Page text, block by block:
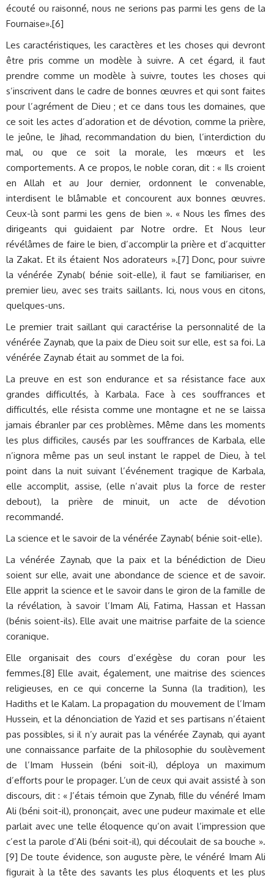
écouté ou raisonné, nous ne serions pas parmi les gens de la
Fournaise».[6]
Les caractéristiques, les caractères et les choses qui devront
être pris comme un modèle à suivre. A cet égard, il faut
prendre comme un modèle à suivre, toutes les choses qui
s’inscrivent dans le cadre de bonnes œuvres et qui sont faites
pour l’agrément de Dieu ; et ce dans tous les domaines, que
ce soit les actes d’adoration et de dévotion, comme la prière,
le jeûne, le Jihad, recommandation du bien, l’interdiction du
mal, ou que ce soit la morale, les mœurs et les
comportements. A ce propos, le noble coran, dit : « Ils croient
en Allah et au Jour dernier, ordonnent le convenable,
interdisent le blâmable et concourent aux bonnes œuvres.
Ceux-là sont parmi les gens de bien ». « Nous les fîmes des
dirigeants qui guidaient par Notre ordre. Et Nous leur
révélâmes de faire le bien, d’accomplir la prière et d’acquitter
la Zakat. Et ils étaient Nos adorateurs ».[7] Donc, pour suivre
la vénérée Zynab( bénie soit-elle), il faut se familiariser, en
premier lieu, avec ses traits saillants. Ici, nous vous en citons,
quelques-uns.
Le premier trait saillant qui caractérise la personnalité de la
vénérée Zaynab, que la paix de Dieu soit sur elle, est sa foi. La
vénérée Zaynab était au sommet de la foi.
La preuve en est son endurance et sa résistance face aux
grandes difficultés, à Karbala. Face à ces souffrances et
difficultés, elle résista comme une montagne et ne se laissa
jamais ébranler par ces problèmes. Même dans les moments
les plus difficiles, causés par les souffrances de Karbala, elle
n’ignora même pas un seul instant le rappel de Dieu, à tel
point dans la nuit suivant l’événement tragique de Karbala,
elle accomplit, assise, (elle n’avait plus la force de rester
debout), la prière de minuit, un acte de dévotion
recommandé.
La science et le savoir de la vénérée Zaynab( bénie soit-elle).
La vénérée Zaynab, que la paix et la bénédiction de Dieu
soient sur elle, avait une abondance de science et de savoir.
Elle apprit la science et le savoir dans le giron de la famille de
la révélation, à savoir l’Imam Ali, Fatima, Hassan et Hassan
(bénis soient-ils). Elle avait une maitrise parfaite de la science
coranique.
Elle organisait des cours d’exégèse du coran pour les
femmes.[8] Elle avait, également, une maitrise des sciences
religieuses, en ce qui concerne la Sunna (la tradition), les
Hadiths et le Kalam. La propagation du mouvement de l’Imam
Hussein, et la dénonciation de Yazid et ses partisans n’étaient
pas possibles, si il n’y aurait pas la vénérée Zaynab, qui ayant
une connaissance parfaite de la philosophie du soulèvement
de l’Imam Hussein (béni soit-il), déploya un maximum
d’efforts pour le propager. L’un de ceux qui avait assisté à son
discours, dit : « J’étais témoin que Zynab, fille du vénéré Imam
Ali (béni soit-il), prononçait, avec une pudeur maximale et elle
parlait avec une telle éloquence qu’on avait l’impression que
c’est la parole d’Ali (béni soit-il), qui découlait de sa bouche ».
[9] De toute évidence, son auguste père, le vénéré Imam Ali
figurait à la tête des savants les plus éloquents et les plus